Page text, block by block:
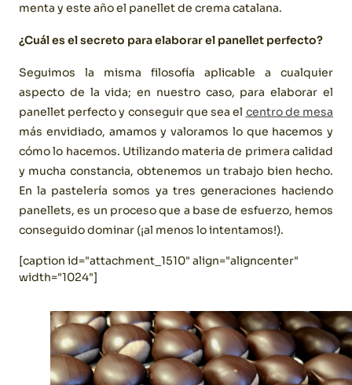
menta y este año el panellet de crema catalana.
¿Cuál es el secreto para elaborar el panellet perfecto?
Seguimos la misma filosofía aplicable a cualquier
aspecto de la vida; en nuestro caso, para elaborar el
panellet perfecto y conseguir que sea el centro de mesa
más envidiado, amamos y valoramos lo que hacemos y
cómo lo hacemos. Utilizando materia de primera calidad
y mucha constancia, obtenemos un trabajo bien hecho.
En la pastelería somos ya tres generaciones haciendo
panellets, es un proceso que a base de esfuerzo, hemos
conseguido dominar (¡al menos lo intentamos!).
[caption id="attachment_1510" align="aligncenter"
width="1024"]